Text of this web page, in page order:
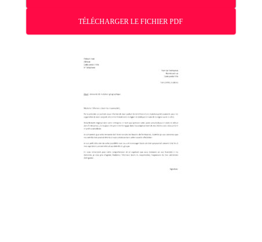
TÉLÉCHARGER LE FICHIER PDF